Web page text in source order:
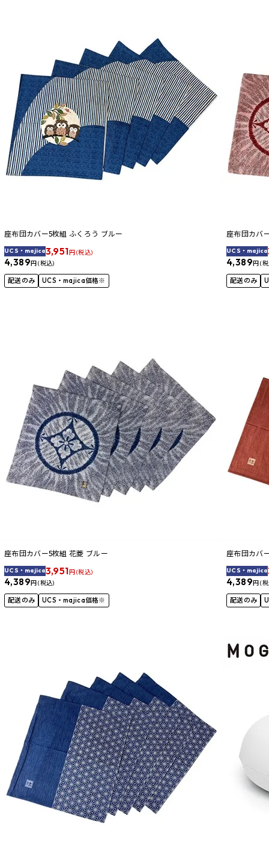
座布団カバー5枚組 ふくろう ブルー
UCS・majica3,951円 (税込)
4,389円 (税込)
配送のみ UCS・majica価格※
座布団カバ
UCS・majica
4,389円 (
配送のみ
座布団カバー5枚組 花菱 ブルー
UCS・majica3,951円 (税込)
4,389円 (税込)
配送のみ UCS・majica価格※
座布団カバ
UCS・majica
4,389円 (
配送のみ